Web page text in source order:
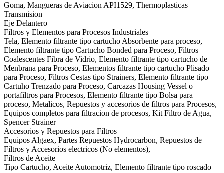
Goma, Mangueras de Aviacion API1529, Thermoplasticas
Transmision
Eje Delantero
Filtros y Elementos para Procesos Industriales
Tela, Elemento filtrante tipo cartucho Absorbente para proceso,
Elemento filtrante tipo Cartucho Bonded para Proceso, Filtros
Coalescentes Fibra de Vidrio, Elemento filtrante tipo cartucho de
Menbrana para Proceso, Elementos filtrante tipo cartucho Plisado
para Proceso, Filtros Cestas tipo Strainers, Elemento filtrante tipo
Cartuho Trenzado para Proceso, Carcazas Housing Vessel o
portafiltros para Procesos, Elemento filtrante tipo Bolsa para
proceso, Metalicos, Repuestos y accesorios de filtros para Procesos,
Equipos completos para filtracion de procesos, Kit Filtro de Agua,
Spencer Strainer
Accesorios y Repuestos para Filtros
Equipos Algaex, Partes Repuestos Hydrocarbon, Repuestos de
Filtros y Accesorios electricos (No elementos),
Filtros de Aceite
Tipo Cartucho, Aceite Automotriz, Elemento filtrante tipo roscado